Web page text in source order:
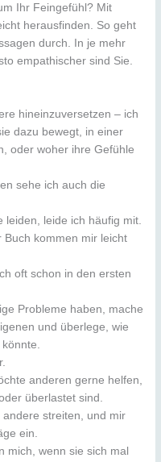
Ihr Feingefühl? Mit
herausfinden. So geht
durch. In je mehr
empathischer sind Sie.
hineinzuversetzen – ich
dazu bewegt, in einer
oder woher ihre Gefühle
sehe ich auch die
leiden, leide ich häufig mit.
Buch kommen mir leicht
oft schon in den ersten
Probleme haben, mache
und überlege, wie
anderen gerne helfen,
überlastet sind.
andere streiten, und mir
ein.
mich, wenn sie sich mal